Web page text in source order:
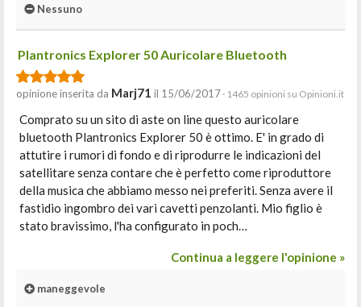
Nessuno
Plantronics Explorer 50 Auricolare Bluetooth
opinione inserita da Marj71 il 15/06/2017 · 1465 opinioni su Opinioni.it
Comprato su un sito di aste on line questo auricolare
bluetooth Plantronics Explorer 50 è ottimo. E' in grado di
attutire i rumori di fondo e di riprodurre le indicazioni del
satellitare senza contare che è perfetto come riproduttore
della musica che abbiamo messo nei preferiti. Senza avere il
fastidio ingombro dei vari cavetti penzolanti. Mio figlio è
stato bravissimo, l'ha configurato in poch…
Continua a leggere l'opinione »
maneggevole